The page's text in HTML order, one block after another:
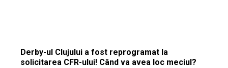
Derby-ul Clujului a fost reprogramat la
solicitarea CFR-ului! Când va avea loc meciul?